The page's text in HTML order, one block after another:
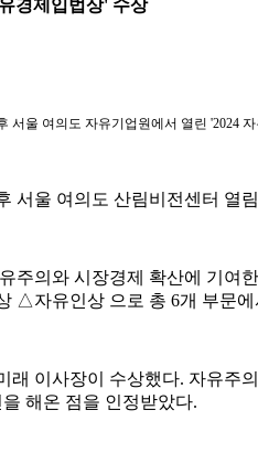
경제입법상' 수상
서울 여의도 자유기업원에서 열린 '2024
서울 여의도 산림비전센터 열
주의와 시장경제 확산에 기
자유인상 으로 총 6개 부문에
래 이사장이 수상했다. 자유주
해온 점을 인정받았다.